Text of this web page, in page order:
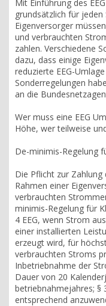
Mit Einführung des
grundsätzlich für
Eigenversorger
und verbrauchten
zahlen. Verschiedene
dazu, dass einige
reduzierte EEG-
Sonderregelungen
an die
Wer muss eine EEG
Höhe, wer teilweise
De-minimis-Regelung
Die Pflicht zur Zahlung
Rahmen einer
verbrauchten
minimis-Regelung für
4 EEG, wenn Strom
einer installierten
erzeugt wird, für
verbrauchten Stroms
Inbetriebnahme der
Dauer von 20
betriebnahmejahres; §
entsprechend